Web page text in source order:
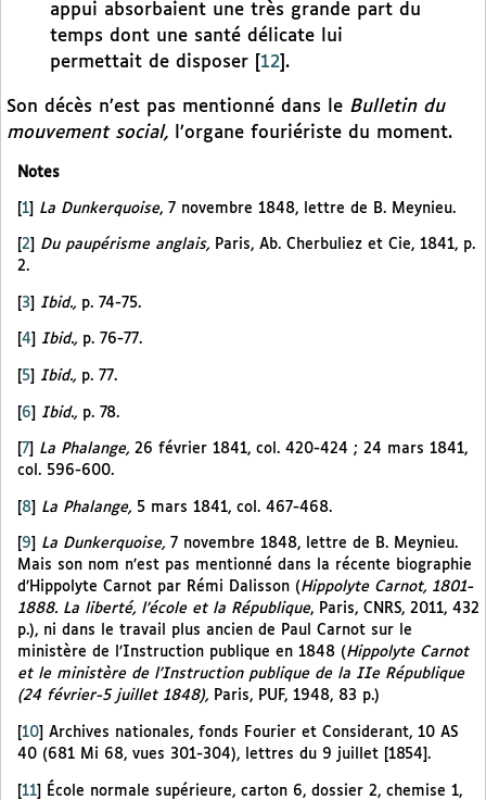
appui absorbaient une très grande part du
temps dont une santé délicate lui
permettait de disposer
12 .
Son décès n’est pas mentionné dans le Bulletin du
mouvement social,
l’organe fouriériste du moment.
Notes
[1] La Dunkerquoise, 7 novembre 1848, lettre de B. Meynieu.
2 Du paupérisme anglais, Paris, Ab. Cherbuliez et Cie, 1841, p.
2.
[3] Ibid., p. 74-75.
4 Ibid., p. 76-77.
5 Ibid., p. 77.
[6] Ibid., p. 78.
7 La Phalange, 26 février 1841, col. 420-424 ; 24 mars 1841,
col. 596-600.
[8] La Phalange, 5 mars 1841, col. 467-468.
9 La Dunkerquoise, 7 novembre 1848, lettre de B. Meynieu.
Mais son nom n’est pas mentionné dans la récente biographie
d’Hippolyte Carnot par Rémi Dalisson (Hippolyte Carnot, 1801-
1888. La liberté, l’école et la République, Paris, CNRS, 2011, 432
p.), ni dans le travail plus ancien de Paul Carnot sur le
ministère de l’Instruction publique en 1848 (Hippolyte Carnot
et le ministère de l’Instruction publique de la IIe République
(24 février-5 juillet 1848), Paris, PUF, 1948, 83 p.)
10
Archives nationales, fonds Fourier et Considerant, 10 AS
40 (681 Mi 68, vues 301-304), lettres du 9 juillet [1854].
[11]
École normale supérieure, carton 6, dossier 2, chemise 1,